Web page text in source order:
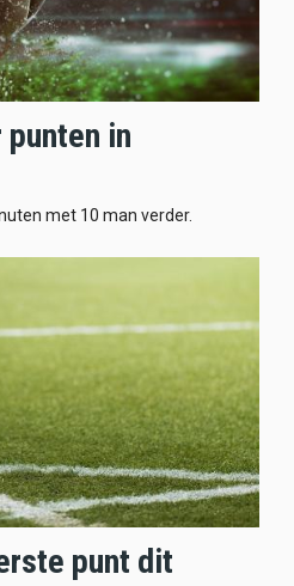
punten in
met 10 man verder.
punt dit